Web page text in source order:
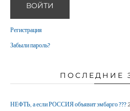
ВОЙТИ
Регистрация
Забыли пароль?
ПОСЛЕДНИЕ
НЕФТЬ, а если РОССИЯ объявит эмбарго ???